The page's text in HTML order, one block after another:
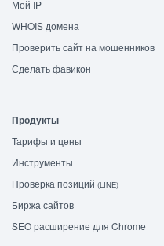
Мой IP
WHOIS домена
Проверить сайт на мошенников
Сделать фавикон
Продукты
Тарифы и цены
Инструменты
Проверка позиций (LINE)
Биржа сайтов
SEO расширение для Chrome